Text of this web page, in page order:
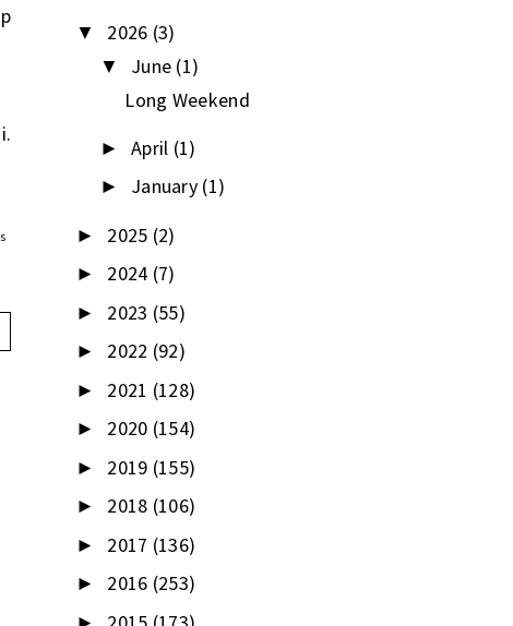
▼ 2026 (3)
▼ June (1)
Long Weekend
► April (1)
► January (1)
► 2025 (2)
► 2024 (7)
► 2023 (55)
► 2022 (92)
► 2021 (128)
► 2020 (154)
► 2019 (155)
► 2018 (106)
► 2017 (136)
► 2016 (253)